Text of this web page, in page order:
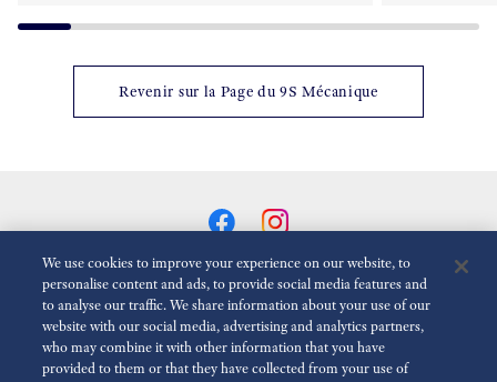
Revenir sur la Page du 9S Mécanique
Réduire Les Animations Désactivé
We use cookies to improve your experience on our website, to
personalise content and ads, to provide social media features and
to analyse our traffic. We share information about your use of our
website with our social media, advertising and analytics partners,
who may combine it with other information that you have
provided to them or that they have collected from your use of